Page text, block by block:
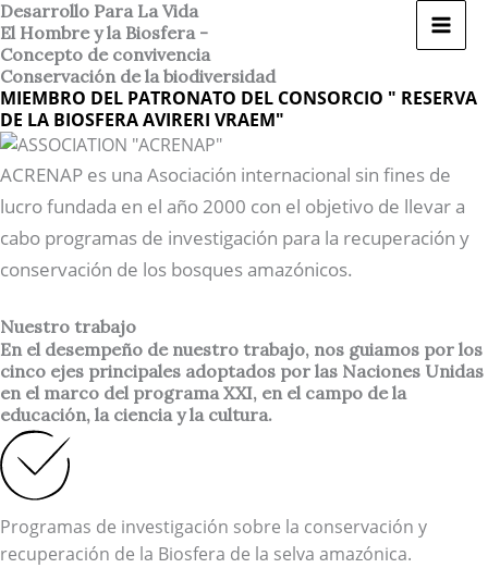
Ir
al
contenido
Desarrollo Para La Vida
El Hombre y la Biosfera -
Concepto de convivencia
Conservación de la biodiversidad
MIEMBRO DEL PATRONATO DEL CONSORCIO " RESERVA
DE LA BIOSFERA AVIRERI VRAEM"
ACRENAP es una Asociación internacional sin fines de
lucro fundada en el año 2000 con el objetivo de llevar a
cabo programas de investigación para la recuperación y
conservación de los bosques amazónicos.
Nuestro trabajo
En el desempeño de nuestro trabajo, nos guiamos por los
cinco ejes principales adoptados por las Naciones Unidas
en el marco del programa XXI, en el campo de la
educación, la ciencia y la cultura.
Programas de investigación sobre la conservación y
recuperación de la Biosfera de la selva amazónica.